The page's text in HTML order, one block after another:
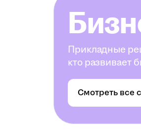
Прикладные
кто развивает
Смотреть все